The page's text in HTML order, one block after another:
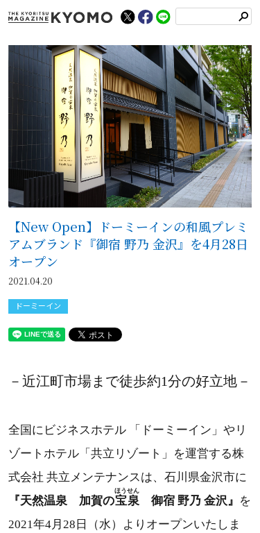
【New Open】ドーミーインの和風プレミ
アムブランド『御宿 野乃 金沢』を4月28日
オープン
2021.04.20
ドーミーイン
－近江町市場まで徒歩約1分の好立地－
全国にビジネスホテル 「ドーミーイン」やリ
ゾートホテル「共立リゾート」を運営する株
式会社 共立メンテナンスは、石川県金沢市に
『天然温泉 加賀の宝泉
ほうせん
御宿 野乃 金沢』 を
2021年4月28日（水）よりオープンいたしま